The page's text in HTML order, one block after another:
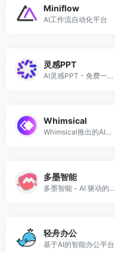
Miniflow
AI工作流自动化平台
灵感PPT
AI灵感PPT - 免费一键PPT生成工具
Whimsical
Whimsical推出的AI思维导图工具
多墨智能
多墨智能 - AI 驱动的创意工作流写作工具
轻舟办公
基于AI的智能办公平台